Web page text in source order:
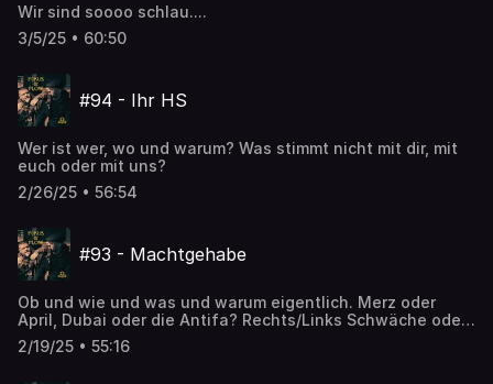
Wir sind soooo schlau....
3/5/25 • 60:50
#94 - Ihr HS
Wer ist wer, wo und warum? Was stimmt nicht mit dir, mit
euch oder mit uns?
2/26/25 • 56:54
#93 - Machtgehabe
Ob und wie und was und warum eigentlich. Merz oder
April, Dubai oder die Antifa? Rechts/Links Schwäche oder
einfach nur hohl? Watt is hier Ambach?
2/19/25 • 55:16